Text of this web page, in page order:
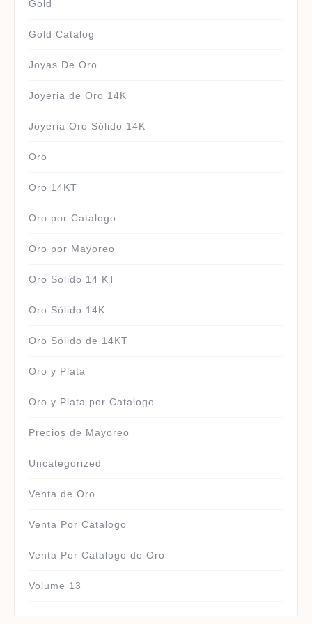
Gold
Gold Catalog
Joyas De Oro
Joyeria de Oro 14K
Joyeria Oro Sólido 14K
Oro
Oro 14KT
Oro por Catalogo
Oro por Mayoreo
Oro Solido 14 KT
Oro Sólido 14K
Oro Sólido de 14KT
Oro y Plata
Oro y Plata por Catalogo
Precios de Mayoreo
Uncategorized
Venta de Oro
Venta Por Catalogo
Venta Por Catalogo de Oro
Volume 13